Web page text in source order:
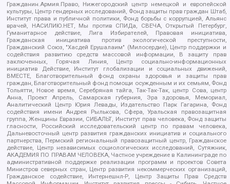
Гражданин.Армия.Право, Нижегородский центр немецкой и европейской
культуры, Центр гендерных исследований, Фонд защиты прав граждан Штаб,
Институт права и публичной политики, Фонд борьбы с коррупцией, Альянс
врачей, НАСИЛИЮ.НЕТ, Мы против СПИДа, СВЕЧА, Открытый Петербург,
Гуманитарное действие, Лига Избирателей, Правовая инициатива,
Гражданская инициатива против экологической преступности,
Гражданский Союз, "Хасдей Ерушалаим" (Милосердие), Центр поддержки и
содействия развитию средств массовой информации, В защиту прав
заключенных, Горячая Линия, Центр социально-информационных
инициатив Действие, Институт глобализации и социальных движений,
ВМЕСТЕ, Благотворительный фонд охраны здоровья и защиты прав
граждан, Благотворительный фонд помощи осужденным и их семьям, Фонд
Тольятти, Новое время, Серебряная тайга, Так-Так-Так, центр Сова, центр
Анна, Проект Апрель, Самарская губерния, Эра здоровья, Мемориал,
Аналитический Центр Юрия Левады, Издательство Парк Гагарина, Фонд
содействия имени Андрея Рылькова, Сфера, Уральская правозащитная
группа, Женщины Евразии, СИБАЛЬТ, Институт прав человека, Фонд защиты
гласности, Российский исследовательский центр по правам человека,
Дальневосточный центр развития гражданских инициатив и социального
партнерства, Пермский региональный правозащитный центр, Гражданское
действие, Центр независимых социологических исследований, Сутяжник,
АКАДЕМИЯ ПО ПРАВАМ ЧЕЛОВЕКА, Частное учреждение в Калининграде по
административной поддержке реализации программ и проектов Совета
Министров северных стран, Центр развития некоммерческих организаций,
Гражданское содействие, Интернешнл-Р, Центр Защиты Прав Средств